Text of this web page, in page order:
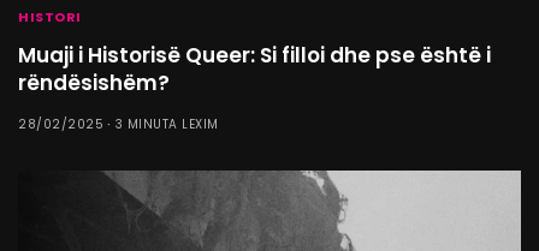
HISTORI
Muaji i Historisë Queer: Si filloi dhe pse është i
rëndësishëm?
28/02/2025 3 MINUTA LEXIM